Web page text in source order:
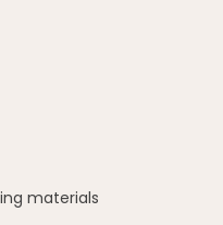
materials